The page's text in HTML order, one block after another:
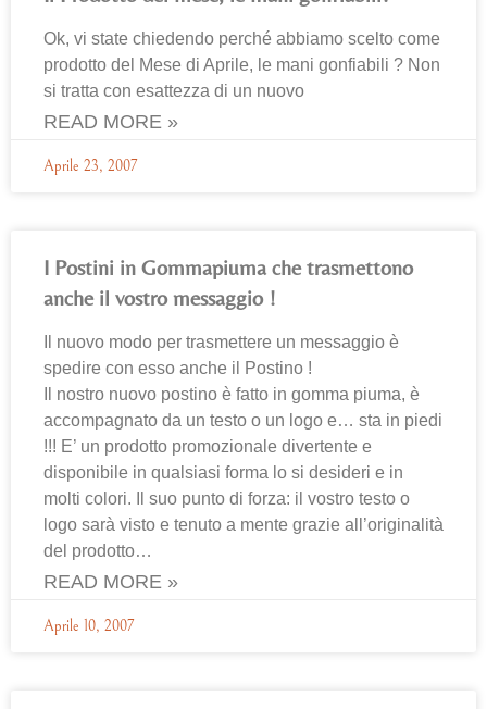
Ok, vi state chiedendo perché abbiamo scelto come
prodotto del Mese di Aprile, le mani gonfiabili ? Non
si tratta con esattezza di un nuovo
READ MORE »
Aprile 23, 2007
I Postini in Gommapiuma che trasmettono
anche il vostro messaggio !
Il nuovo modo per trasmettere un messaggio è
spedire con esso anche il Postino !
Il nostro nuovo postino è fatto in gomma piuma, è
accompagnato da un testo o un logo e… sta in piedi
!!! E’ un prodotto promozionale divertente e
disponibile in qualsiasi forma lo si desideri e in
molti colori. Il suo punto di forza: il vostro testo o
logo sarà visto e tenuto a mente grazie all’originalità
del prodotto…
READ MORE »
Aprile 10, 2007